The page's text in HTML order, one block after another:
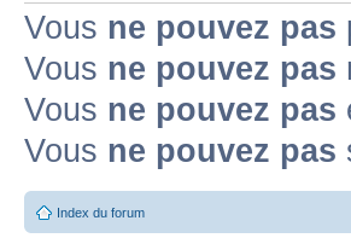
Vous ne pouvez pas
Vous ne pouvez pas
Vous ne pouvez pas
Vous ne pouvez pas
Index du forum